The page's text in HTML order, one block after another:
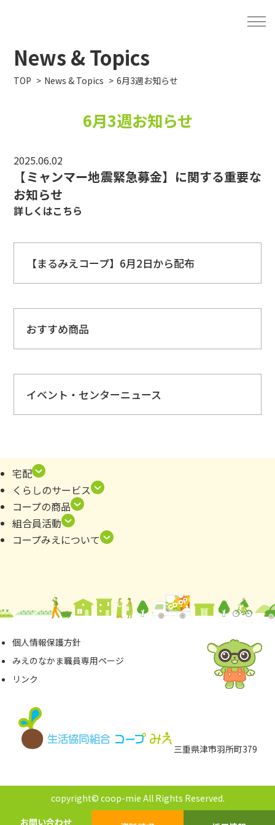
お問い合わせ
News & Topics
TOP News & Topics 6月3週お知らせ
6月3週お知らせ
2025.06.02
【ミャンマー地震緊急募金】に関する重要な
お知らせ
詳しくはこちら
【まるみえコープ】6月2日から配布
「夕食宅配」詳細はこちら
おすすめ商品
イベント・センターニュース
【イベントカレンダーは
原材料検索のご案内
📚平和絵本を貸し出ししています
「2025年ハート平和行進/国民平和大行進」のご
桑名センター
フードドライブ 食品の寄付にご協力ください
6/4
6/9『くらしたすけあいの会』活動会員募集
お申し込み締め切りは6月6日（金）です。
四日市センター
宅配
くらしのサービス
コープの商品
組合員活動
コープみえについて
三重県津市⽻所町379
個⼈情報保護⽅針
みえのなかま職員専⽤ページ
リンク
copyright© coop-mie All Rights Reserved.